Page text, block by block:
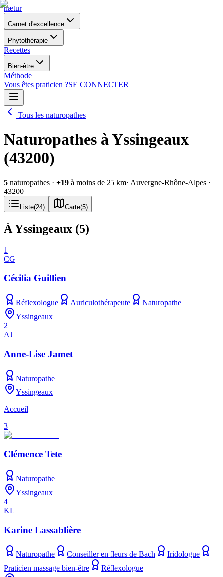
nætur
Carnet d'excellence
Phytothérapie
Recettes
Bien-être
Méthode
Vous êtes praticien ?SE CONNECTER
Tous les naturopathes
Naturopathes à Yssingeaux
(43200)
5 naturopathes · +19 à moins de 25 km· Auvergne-Rhône-Alpes ·
43200
Liste(24) Carte(5)
À Yssingeaux (5)
1
CG
Cécilia Guillien
Réflexologue Auriculothérapeute
Naturopathe
Yssingeaux
2
AJ
Anne-Lise Jamet
Naturopathe
Yssingeaux
Accueil
3
Clémence Tete
Naturopathe
Yssingeaux
4
KL
Karine Lassablière
Naturopathe Conseiller en fleurs de Bach
Iridologue
Praticien massage bien-être
Réflexologue